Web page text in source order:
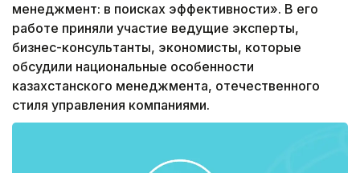
менеджмент: в поисках эффективности». В его
работе приняли участие ведущие эксперты,
бизнес-консультанты, экономисты, которые
обсудили национальные особенности
казахстанского менеджмента, отечественного
стиля управления компаниями.